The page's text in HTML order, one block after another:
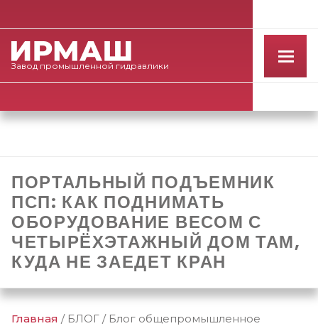
Завод промышленной гидравлики
ПОРТАЛЬНЫЙ ПОДЪЕМНИК
ПСП: КАК ПОДНИМАТЬ
ОБОРУДОВАНИЕ ВЕСОМ С
ЧЕТЫРЁХЭТАЖНЫЙ ДОМ ТАМ,
КУДА НЕ ЗАЕДЕТ КРАН
Главная / БЛОГ / Блог общепромышленное